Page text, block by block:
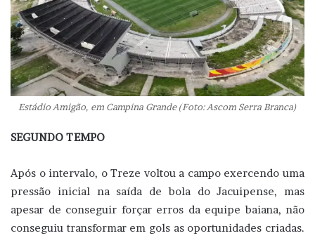
Estádio Amigão, em Campina Grande (Foto: Ascom Serra Branca)
SEGUNDO TEMPO
Após o intervalo, o Treze voltou a campo exercendo uma
pressão inicial na saída de bola do Jacuipense, mas
apesar de conseguir forçar erros da equipe baiana, não
conseguiu transformar em gols as oportunidades criadas.